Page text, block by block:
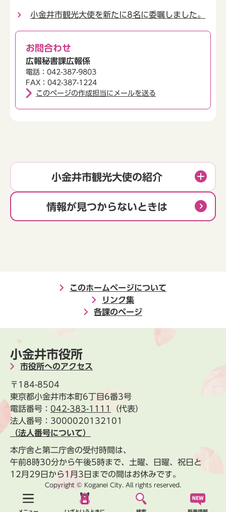
小金井市観光大使を新たに8名に委嘱しました。
お問合わせ
広報秘書課広報係
電話：042-387-9803
FAX：042-387-1224
このページの作成担当にメールを送る
小金井市観光大使の紹介
情報が見つからないときは
このホームページについて
リンク集
各課のページ
小金井市役所
市役所へのアクセス
〒184-8504
東京都小金井市本町6丁目6番3号
電話番号： 042-383-1111
（代表）
法人番号：3000020132101
（法人番号について）
本庁舎と第二庁舎の受付時間は、
午前8時30分から午後5時まで、土曜、日曜、祝日と
12月29日から1月3日までの間はお休みです。
Copyright © Koganei City. All rights reserved.